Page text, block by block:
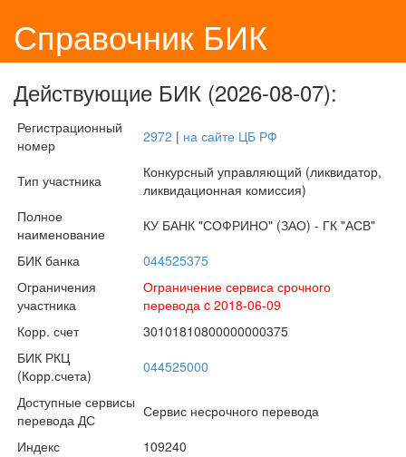
Справочник БИК
Действующие БИК (2026-08-07):
Регистрационный
номер
2972 | на сайте ЦБ РФ
Тип участника
Конкурсный управляющий (ликвидатор,
ликвидационная комиссия)
Полное
наименование
КУ БАНК "СОФРИНО" (ЗАО) - ГК "АСВ"
БИК банка
044525375
Ограничения
участника
Ограничение сервиса срочного
перевода c 2018-06-09
Корр. счет
30101810800000000375
БИК РКЦ
(Корр.счета)
044525000
Доступные сервисы
перевода ДС
Сервис несрочного перевода
Индекс
109240